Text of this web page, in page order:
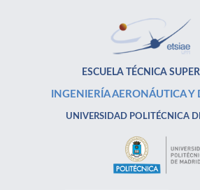
ESCUELA TÉCNICA
INGENIERÍA AERONÁUTICA Y
UNIVERSIDAD POLITÉCNICA